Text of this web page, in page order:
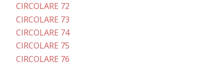
CIRCOLARE 72
CIRCOLARE 73
CIRCOLARE 74
CIRCOLARE 75
CIRCOLARE 76